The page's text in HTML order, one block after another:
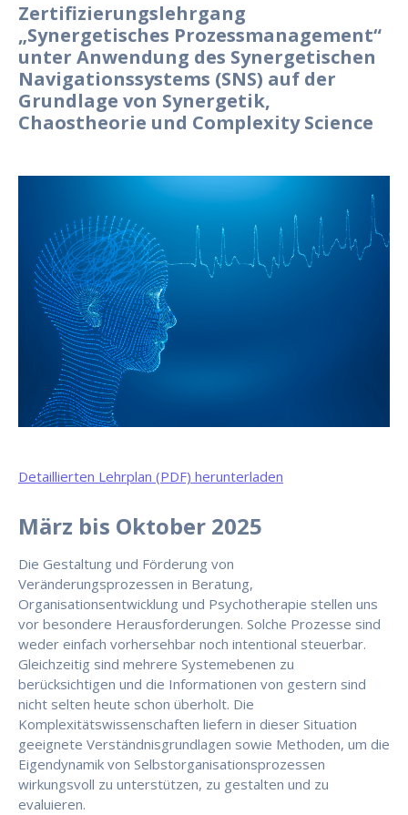
Zertifizierungslehrgang
„Synergetisches Prozessmanagement“
unter Anwendung des Synergetischen
Navigationssystems (SNS) auf der
Grundlage von Synergetik,
Chaostheorie und Complexity Science
Detaillierten Lehrplan (PDF) herunterladen
März bis Oktober 2025
Die Gestaltung und Förderung von
Veränderungsprozessen in Beratung,
Organisationsentwicklung und Psychotherapie stellen uns
vor besondere Herausforderungen. Solche Prozesse sind
weder einfach vorhersehbar noch intentional steuerbar.
Gleichzeitig sind mehrere Systemebenen zu
berücksichtigen und die Informationen von gestern sind
nicht selten heute schon überholt. Die
Komplexitätswissenschaften liefern in dieser Situation
geeignete Verständnisgrundlagen sowie Methoden, um die
Eigendynamik von Selbstorganisationsprozessen
wirkungsvoll zu unterstützen, zu gestalten und zu
evaluieren.